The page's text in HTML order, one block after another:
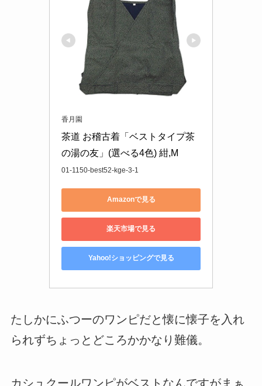
香月園
茶道 お稽古着「ベストタイプ茶
の湯の友」(選べる4色) 紺,M
01-1150-best52-kge-3-1
Amazonで見る
楽天市場で見る
Yahoo!ショッピングで見る
たしかにふつーのワンピだと懐に懐子を入れ
られずちょっとどころかかなり難儀。
カシュクールワンピがベストなんですがまぁ